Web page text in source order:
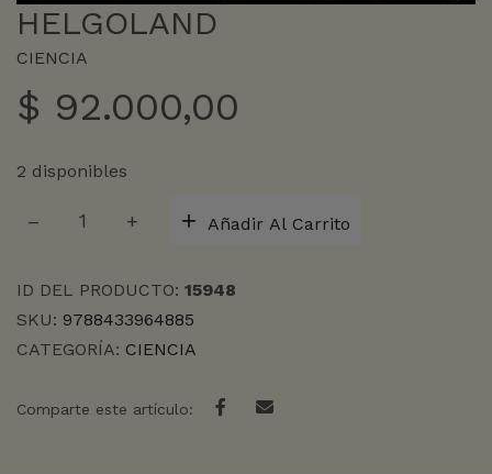
HELGOLAND
CIENCIA
$ 92.000,00
2 disponibles
cantidad
Añadir Al Carrito
ID DEL PRODUCTO: 15948
SKU: 9788433964885
CATEGORÍA: CIENCIA
Comparte este artículo: